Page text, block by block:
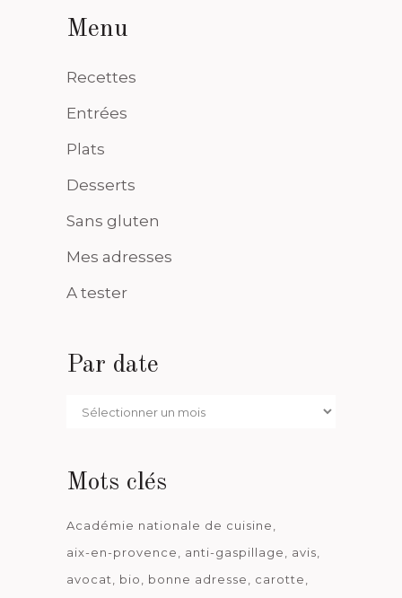
Menu
Recettes
Entrées
Plats
Desserts
Sans gluten
Mes adresses
A tester
Par date
Par
Mots clés
Académie nationale de cuisine
aix-en-provence
anti-gaspillage
avis
avocat
bio bonne adresse
carotte